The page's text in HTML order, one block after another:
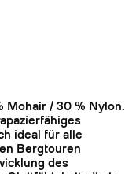
Mohair / 30 % Nylon.
ideal für alle
Bergtouren
des